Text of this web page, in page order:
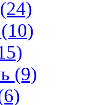
(24)
(10)
(9)